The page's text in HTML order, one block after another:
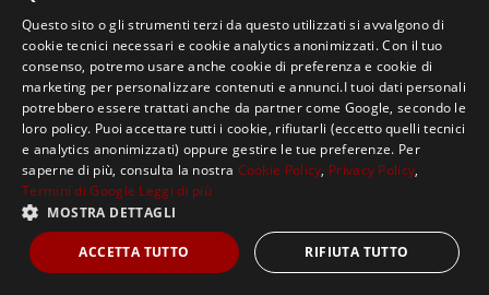
Copyright ©2021, MASTERX Tutti i diritti riservati.
Questo sito o gli strumenti terzi da questo utilizzati si avvalgono di
cookie tecnici necessari e cookie analytics anonimizzati. Con il tuo
consenso, potremo usare anche cookie di preferenza e cookie di
marketing per personalizzare contenuti e annunci.I tuoi dati personali
potrebbero essere trattati anche da partner come Google, secondo le
loro policy. Puoi accettare tutti i cookie, rifiutarli (eccetto quelli tecnici
e analytics anonimizzati) oppure gestire le tue preferenze. Per
saperne di più, consulta la nostra Cookie Policy, Privacy Policy,
Termini di Google Leggi di più
MOSTRA DETTAGLI
ACCETTA TUTTO RIFIUTA TUTTO